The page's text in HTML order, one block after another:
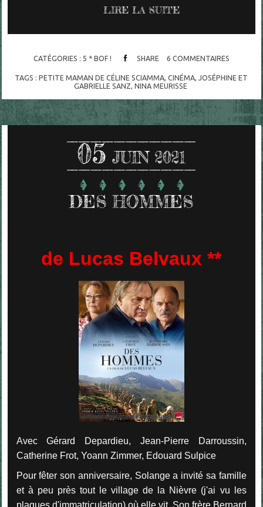
LIRE LA SUITE
CATÉGORIES : 5 * BOF ! SHARE 6 COMMENTAIRES
TAGS :PETITE MAMAN DE CÉLINE SCIAMMA ,CINÉMA
JOSÉPHINE ET
GABRIELLE SANZ NINA MEURISSE
05 JUIN 2021
DES HOMMES
de Lucas Belvaux **
Avec Gérard Depardieu, Jean-Pierre Darroussin,
Catherine Frot, Yoann Zimmer, Edouard Sulpice
Pour fêter son anniversaire, Solange a invité sa famille
et à peu près tout le village de la Nièvre (j'ai vu les
plaques d'immatriculation) où elle vit. Son frère Bernard